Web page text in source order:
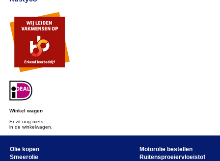
Winkel wagen
Er zit nog niets
in de winkelwagen.
Olie kopen
Smeerolie
Motorolie bestellen
Ruitensproeiervloeistof